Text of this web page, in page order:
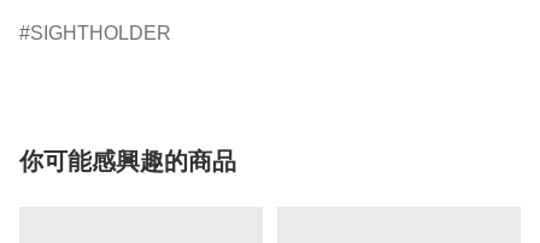
SIGHTHOLDER
你可能感興趣的商品